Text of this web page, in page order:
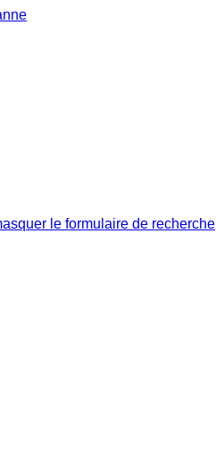
le formulaire de recherche